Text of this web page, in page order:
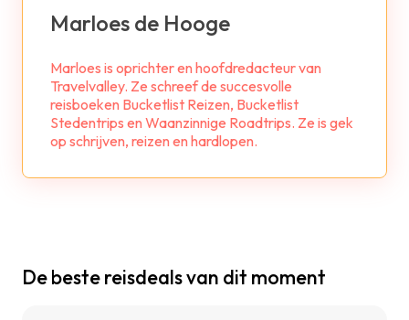
Marloes de Hooge
Marloes is oprichter en hoofdredacteur van
Travelvalley. Ze schreef de succesvolle
reisboeken Bucketlist Reizen, Bucketlist
Stedentrips en Waanzinnige Roadtrips. Ze is gek
op schrijven, reizen en hardlopen.
De beste reisdeals van dit moment